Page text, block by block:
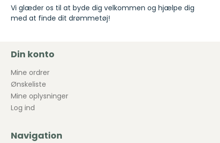
Vi glæder os til at byde dig velkommen og hjælpe dig
med at finde dit drømmetøj!
Din konto
Mine ordrer
Ønskeliste
Mine oplysninger
Log ind
Navigation